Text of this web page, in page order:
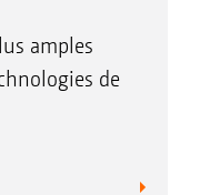
amples
de